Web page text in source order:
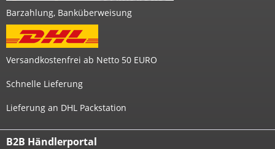
Barzahlung, Banküberweisung
Versandkostenfrei ab Netto 50 EURO
Schnelle Lieferung
Lieferung an DHL Packstation
B2B Händlerportal